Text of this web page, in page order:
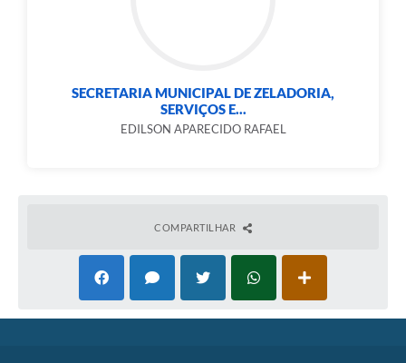
SECRETARIA MUNICIPAL DE ZELADORIA,
SERVIÇOS E...
EDILSON APARECIDO RAFAEL
COMPARTILHAR